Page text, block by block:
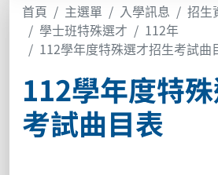
首頁 主選單 入學訊息
招生
學士班特殊選才
112年
112學年度特殊選才招生考試曲
112學年度特
考試曲目表